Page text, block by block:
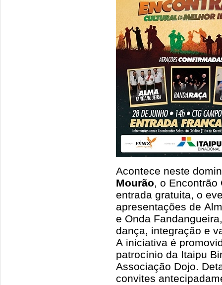
Acontece neste
Mourão, o Encontrão
entrada gratuita, o
apresentações de
e Onda
dança, integração e
A iniciativa é
patrocínio da Itaipu
Associação Dojo.
convites